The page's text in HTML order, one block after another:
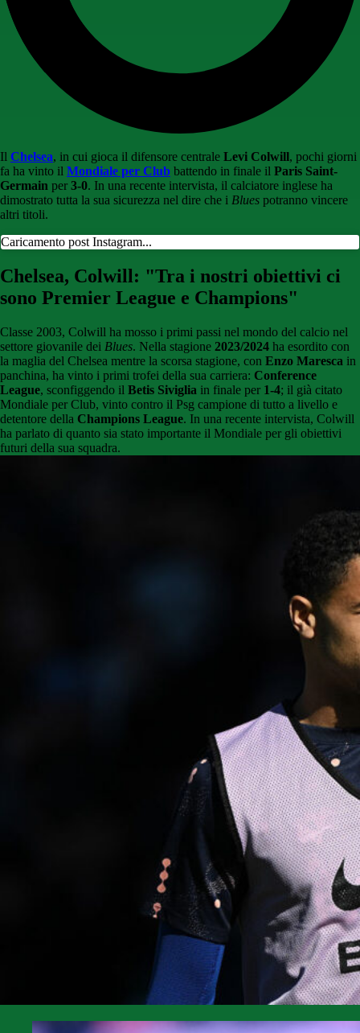
Il Chelsea, in cui gioca il difensore centrale Levi Colwill, pochi giorni
fa ha vinto il Mondiale per Club battendo in finale il Paris Saint-
Germain per 3-0. In una recente intervista, il calciatore inglese ha
dimostrato tutta la sua sicurezza nel dire che i Blues potranno vincere
altri titoli.
Caricamento post Instagram...
Chelsea, Colwill: "Tra i nostri obiettivi ci
sono Premier League e Champions"
Classe 2003, Colwill ha mosso i primi passi nel mondo del calcio nel
settore giovanile dei Blues. Nella stagione 2023/2024 ha esordito con
la maglia del Chelsea mentre la scorsa stagione, con Enzo Maresca in
panchina, ha vinto i primi trofei della sua carriera: Conference
League, sconfiggendo il Betis Siviglia in finale per 1-4; il già citato
Mondiale per Club, vinto contro il Psg campione di tutto a livello e
detentore della Champions League. In una recente intervista, Colwill
ha parlato di quanto sia stato importante il Mondiale per gli obiettivi
futuri della sua squadra.